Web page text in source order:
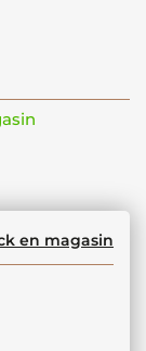
en magasin